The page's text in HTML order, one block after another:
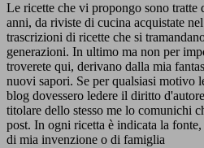
Le ricette che vi propongo sono tratte
anni, da riviste di cucina acquistate
trascrizioni di ricette che si
generazioni. In ultimo ma non per
troverete qui, derivano dalla mia
nuovi sapori. Se per qualsiasi motivo
blog dovessero ledere il diritto
titolare dello stesso me lo comunichi
post. In ogni ricetta è indicata la
di mia invenzione o di famiglia